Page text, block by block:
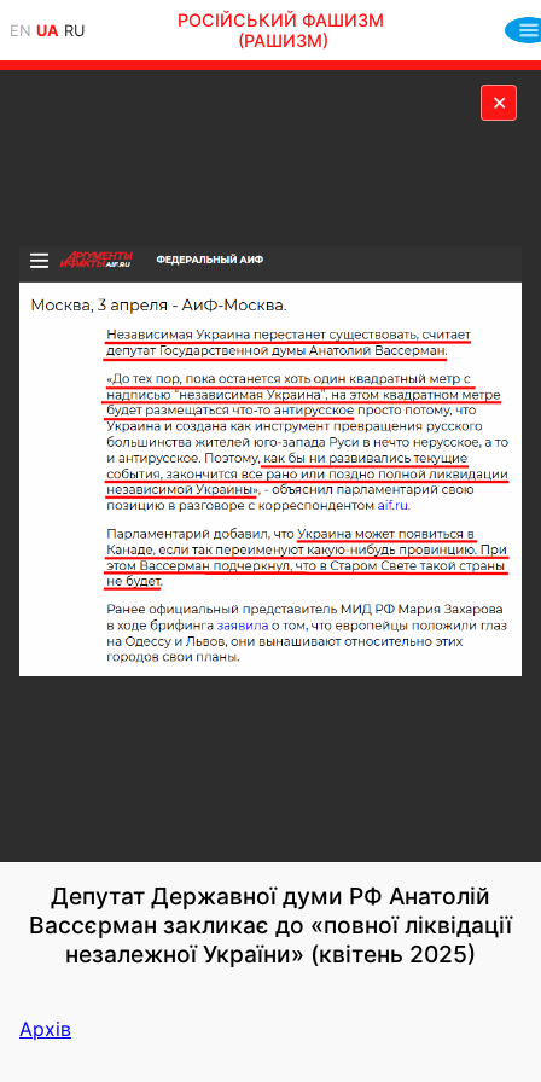
EN UA RU
РОСІЙСЬКИЙ ФАШИЗМ
(РАШИЗМ)
✕
Депутат Державної думи РФ Анатолій
Вассєрман закликає до «повної ліквідації
незалежної України» (квітень 2025)
Архів